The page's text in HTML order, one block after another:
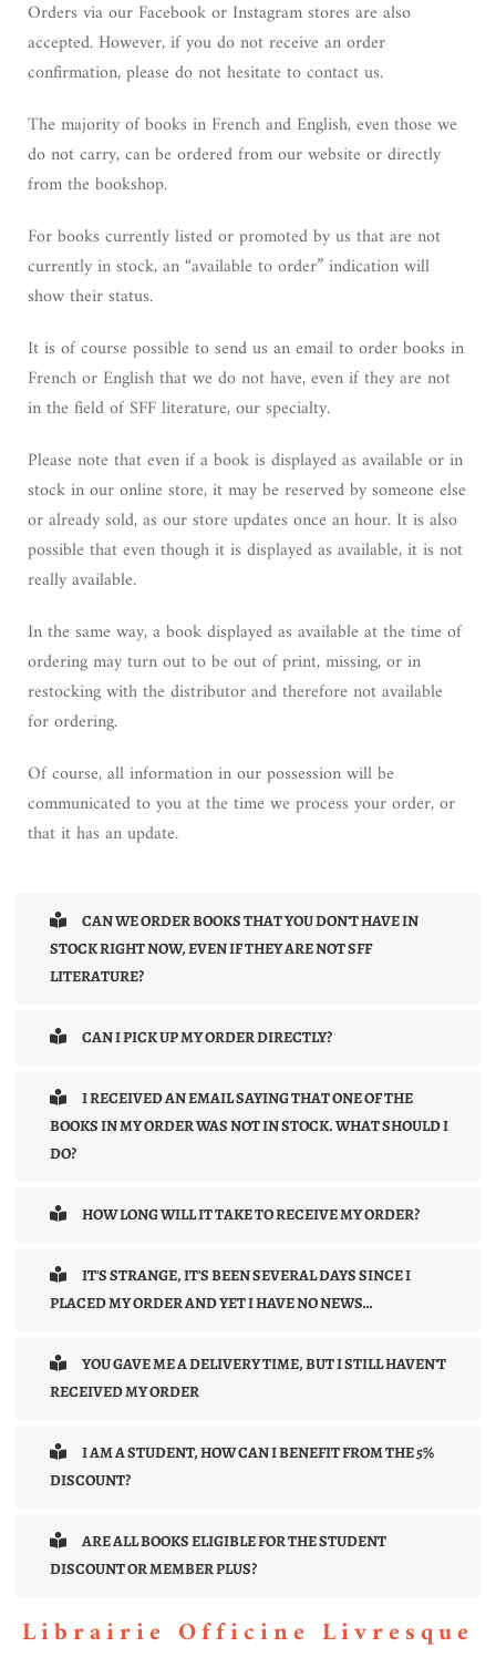
Orders via our Facebook or Instagram stores are also
accepted. However, if you do not receive an order
confirmation, please do not hesitate to contact us.
The majority of books in French and English, even those we
do not carry, can be ordered from our website or directly
from the bookshop.
For books currently listed or promoted by us that are not
currently in stock, an “available to order” indication will
show their status.
It is of course possible to send us an email to order books in
French or English that we do not have, even if they are not
in the field of SFF literature, our specialty.
Please note that even if a book is displayed as available or in
stock in our online store, it may be reserved by someone else
or already sold, as our store updates once an hour. It is also
possible that even though it is displayed as available, it is not
really available.
In the same way, a book displayed as available at the time of
ordering may turn out to be out of print, missing, or in
restocking with the distributor and therefore not available
for ordering.
Of course, all information in our possession will be
communicated to you at the time we process your order, or
that it has an update.
CAN WE ORDER BOOKS THAT YOU DON'T HAVE IN
STOCK RIGHT NOW, EVEN IF THEY ARE NOT SFF
LITERATURE?
CAN I PICK UP MY ORDER DIRECTLY?
I RECEIVED AN EMAIL SAYING THAT ONE OF THE
BOOKS IN MY ORDER WAS NOT IN STOCK. WHAT SHOULD I
DO?
HOW LONG WILL IT TAKE TO RECEIVE MY ORDER?
IT'S STRANGE, IT'S BEEN SEVERAL DAYS SINCE I
PLACED MY ORDER AND YET I HAVE NO NEWS…
YOU GAVE ME A DELIVERY TIME, BUT I STILL HAVEN'T
RECEIVED MY ORDER
I AM A STUDENT, HOW CAN I BENEFIT FROM THE 5%
DISCOUNT?
ARE ALL BOOKS ELIGIBLE FOR THE STUDENT
DISCOUNT OR MEMBER PLUS?
Librairie Officine Livresque